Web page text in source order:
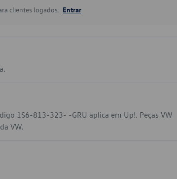
clientes logados. Entrar
1S6-813-323- -GRU aplica em Up!. Peças VW
VW.